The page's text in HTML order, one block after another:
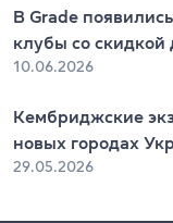
В Grade
клубы со скидкой
10.06.2026
Кембриджские
новых городах
29.05.2026